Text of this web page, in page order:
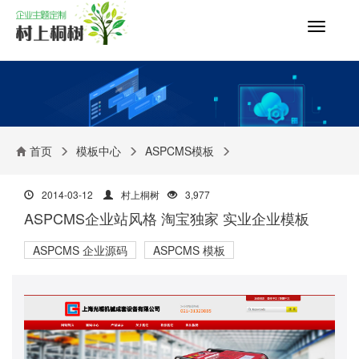
切
导
首页 模板中心 ASPCMS模板
2014-03-12 村上桐树 3,977
ASPCMS企业站风格 淘宝独家 实业企业模板
ASPCMS 企业源码 ASPCMS 模板